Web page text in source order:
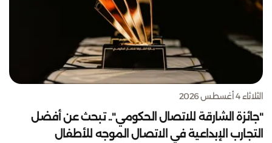
الثلاثاء 4 أغسطس 2026
"جائزة الشارقة للاتصال الحكومي".. تبحث عن أفضل
التجارب الإبداعية في الاتصال الموجه للأطفال